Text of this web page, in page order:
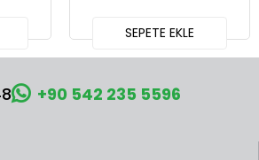
SEPETE EKLE
+90 542 235 5596